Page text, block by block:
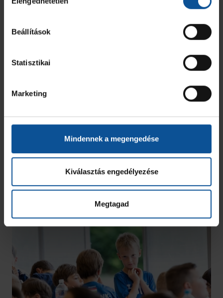
kiválasztása
Beállítások
Statisztikai
Marketing
Mindennek a megengedése
Kiválasztás engedélyezése
Megtagad